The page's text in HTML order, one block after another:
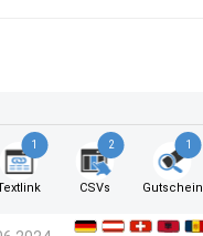
1 2
CSVs
1
Gutschein